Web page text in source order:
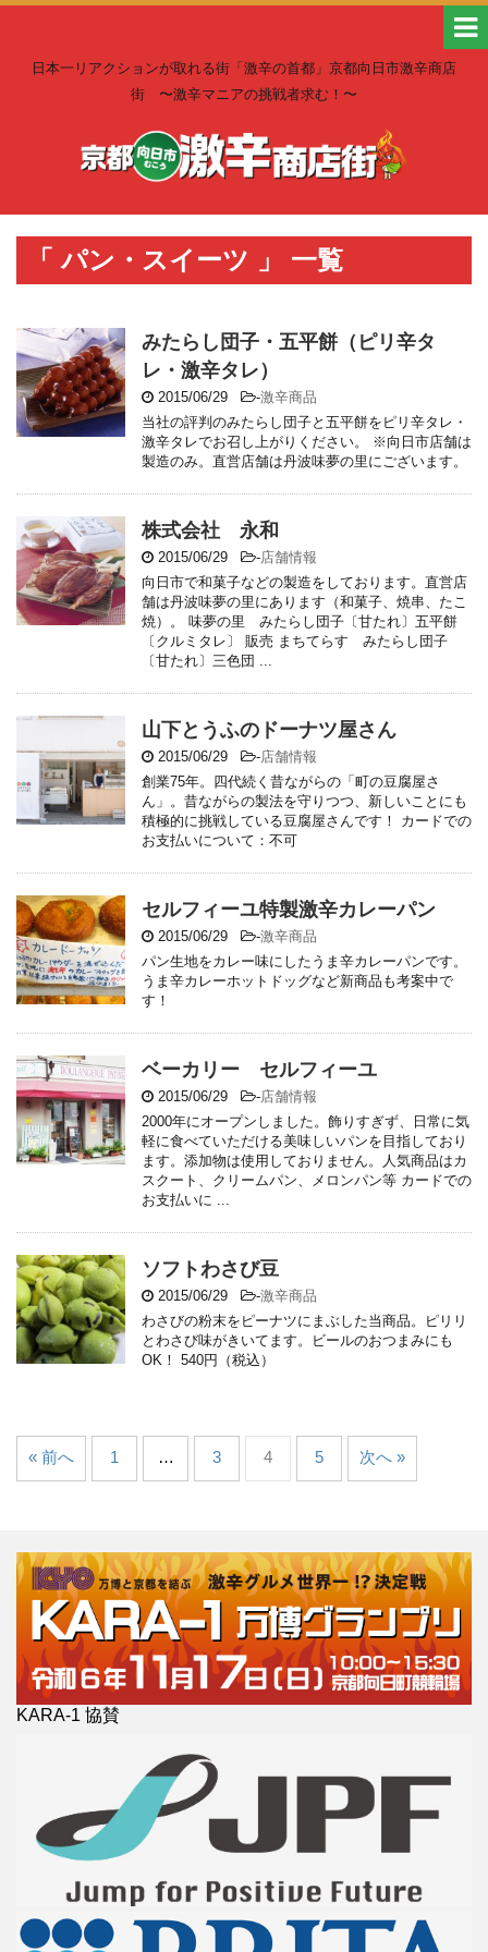
日本一リアクションが取れる街「激辛の首都」京都向日市激辛商店
街 〜激辛マニアの挑戦者求む！〜
「 パン・スイーツ 」 一覧
みたらし団子・五平餅（ピリ辛タ
レ・激辛タレ）
2015/06/29 -激辛商品
当社の評判のみたらし団子と五平餅をピリ辛タレ・
激辛タレでお召し上がりください。 ※向日市店舗は
製造のみ。直営店舗は丹波味夢の里にございます。
株式会社 永和
2015/06/29 -店舗情報
向日市で和菓子などの製造をしております。直営店
舗は丹波味夢の里にあります（和菓子、焼串、たこ
焼）。 味夢の里 みたらし団子〔甘たれ〕五平餅
〔クルミタレ〕 販売 まちてらす みたらし団子
〔甘たれ〕三色団 ...
山下とうふのドーナツ屋さん
2015/06/29 -店舗情報
創業75年。四代続く昔ながらの「町の豆腐屋さ
ん」。昔ながらの製法を守りつつ、新しいことにも
積極的に挑戦している豆腐屋さんです！ カードでの
お支払いについて：不可
セルフィーユ特製激辛カレーパン
2015/06/29 -激辛商品
パン生地をカレー味にしたうま辛カレーパンです。
うま辛カレーホットドッグなど新商品も考案中で
す！
ベーカリー セルフィーユ
2015/06/29 -店舗情報
2000年にオープンしました。飾りすぎず、日常に気
軽に食べていただける美味しいパンを目指しており
ます。添加物は使用しておりません。人気商品はカ
スクート、クリームパン、メロンパン等 カードでの
お支払いに ...
ソフトわさび豆
2015/06/29 -激辛商品
わさびの粉末をピーナツにまぶした当商品。ピリリ
とわさび味がきいてます。ビールのおつまみにも
OK！ 540円（税込）
« 前へ 1 … 3 4 5 次へ »
KARA-1 協賛